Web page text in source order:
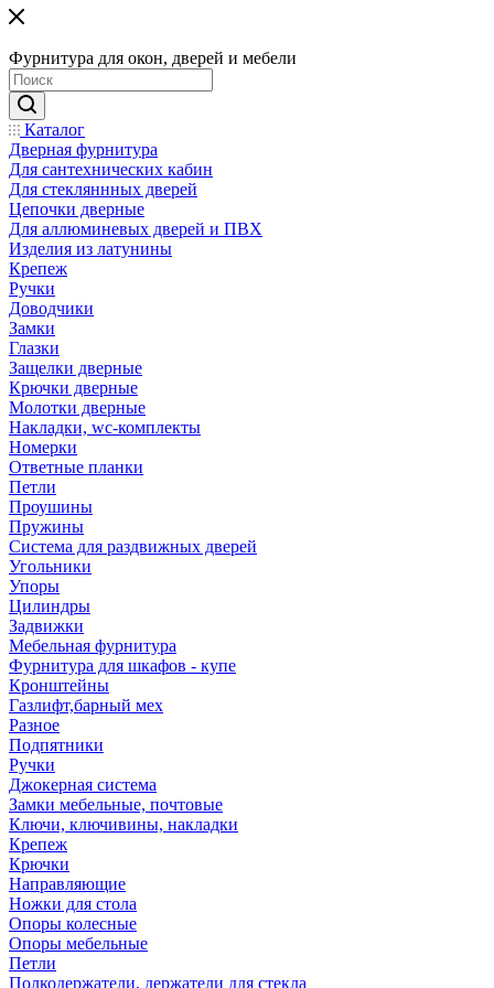
Фурнитура для окон, дверей и мебели
Каталог
Дверная фурнитура
Для сантехнических кабин
Для стекляннных дверей
Цепочки дверные
Для аллюминевых дверей и ПВХ
Изделия из латунины
Крепеж
Ручки
Доводчики
Замки
Глазки
Защелки дверные
Крючки дверные
Молотки дверные
Накладки, wc-комплекты
Номерки
Ответные планки
Петли
Проушины
Пружины
Система для раздвижных дверей
Угольники
Упоры
Цилиндры
Задвижки
Мебельная фурнитура
Фурнитура для шкафов - купе
Кронштейны
Газлифт,барный мех
Разное
Подпятники
Ручки
Джокерная система
Замки мебельные, почтовые
Ключи, ключивины, накладки
Крепеж
Крючки
Направляющие
Ножки для стола
Опоры колесные
Опоры мебельные
Петли
Полкодержатели, держатели для стекла